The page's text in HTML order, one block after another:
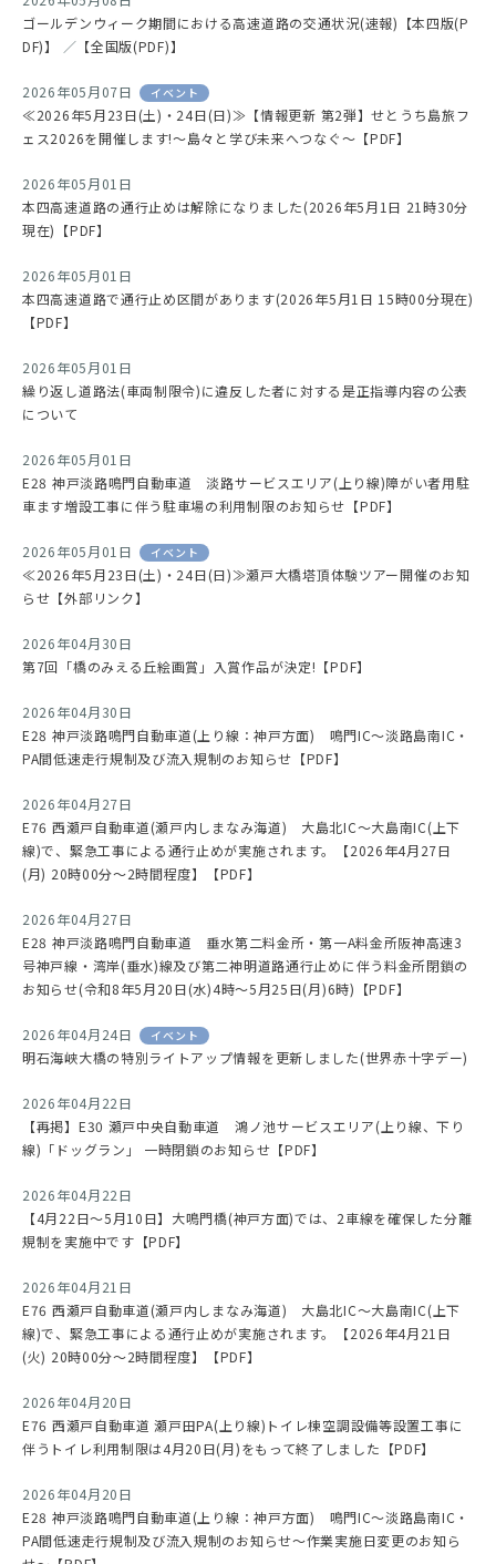
ゴールデンウィーク期間における高速道路の交通状況(速報)【本四版(P
DF)】
／ 【全国版(PDF)】
2026年05月07日 イベント
≪2026年5月23日(土)・24日(日)≫【情報更新 第2弾】せとうち島旅フ
ェス2026を開催します!～島々と学び未来へつなぐ～【PDF】
2026年05月01日
本四高速道路の通行止めは解除になりました(2026年5月1日 21時30分
現在)【PDF】
2026年05月01日
本四高速道路で通行止め区間があります(2026年5月1日 15時00分現在)
【PDF】
2026年05月01日
繰り返し道路法(車両制限令)に違反した者に対する是正指導内容の公表
について
2026年05月01日
E28 神戸淡路鳴門自動車道 淡路サービスエリア(上り線)障がい者用駐
車ます増設工事に伴う駐車場の利用制限のお知らせ【PDF】
2026年05月01日 イベント
≪2026年5月23日(土)・24日(日)≫瀬戸大橋塔頂体験ツアー開催のお知
らせ【外部リンク】
2026年04月30日
第7回「橋のみえる丘絵画賞」入賞作品が決定!【PDF】
2026年04月30日
E28 神戸淡路鳴門自動車道(上り線：神戸方面) 鳴門IC～淡路島南IC・
PA間低速走行規制及び流入規制のお知らせ【PDF】
2026年04月27日
E76 西瀬戸自動車道(瀬戸内しまなみ海道) 大島北IC～大島南IC(上下
線)で、緊急工事による通行止めが実施されます。【2026年4月27日
(月) 20時00分～2時間程度】【PDF】
2026年04月27日
E28 神戸淡路鳴門自動車道 垂水第二料金所・第一A料金所阪神高速3
号神戸線・湾岸(垂水)線及び第二神明道路通行止めに伴う料金所閉鎖の
お知らせ(令和8年5月20日(水)4時～5月25日(月)6時)【PDF】
2026年04月24日 イベント
明石海峡大橋の特別ライトアップ情報を更新しました(世界赤十字デー)
2026年04月22日
【再掲】E30 瀬戸中央自動車道 鴻ノ池サービスエリア(上り線、下り
線)「ドッグラン」 一時閉鎖のお知らせ【PDF】
2026年04月22日
【4月22日～5月10日】大鳴門橋(神戸方面)では、2車線を確保した分離
規制を実施中です【PDF】
2026年04月21日
E76 西瀬戸自動車道(瀬戸内しまなみ海道) 大島北IC～大島南IC(上下
線)で、緊急工事による通行止めが実施されます。【2026年4月21日
(火) 20時00分～2時間程度】【PDF】
2026年04月20日
E76 西瀬戸自動車道 瀬戸田PA(上り線)トイレ棟空調設備等設置工事に
伴うトイレ利用制限は4月20日(月)をもって終了しました【PDF】
2026年04月20日
E28 神戸淡路鳴門自動車道(上り線：神戸方面) 鳴門IC～淡路島南IC・
PA間低速走行規制及び流入規制のお知らせ～作業実施日変更のお知ら